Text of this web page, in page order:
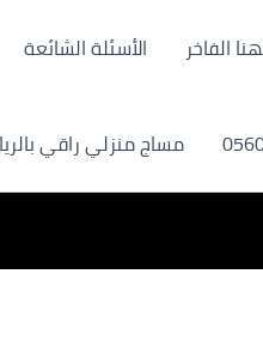
الأسئلة الشائعة
مساج منزلي راقي